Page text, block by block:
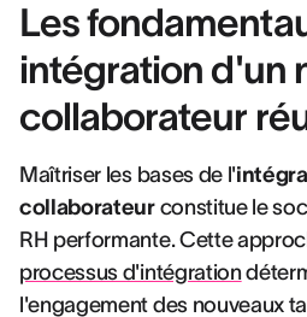
Les
intégration d'un
collaborateur
Maîtriser les bases de l'
collaborateurconstitue le
RH performante. Cette
processus d'intégration
l'engagement des nouveaux